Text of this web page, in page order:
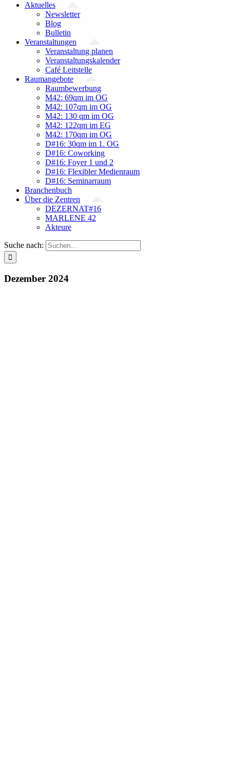
Aktuelles
Newsletter
Blog
Bulletin
Veranstaltungen
Veranstaltung planen
Veranstaltungskalender
Café Leitstelle
Raumangebote
Raumbewerbung
M42: 69qm im OG
M42: 107qm im OG
M42: 130 qm im OG
M42: 122qm im EG
M42: 170qm im OG
D#16: 30qm im 1. OG
D#16: Coworking
D#16: Foyer 1 und 2
D#16: Flexibler Medienraum
D#16: Seminarraum
Branchenbuch
Über die Zentren
DEZERNAT#16
MARLENE 42
Akteure
Suche nach:
Dezember 2024